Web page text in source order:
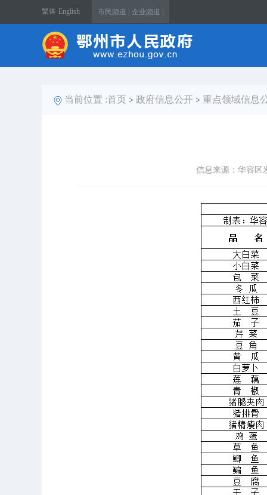
繁体 English 市民频道 | 企业频道 |
当前位置 :首页 > 政府信息公开 > 重点领域信息
信息来源：华容区